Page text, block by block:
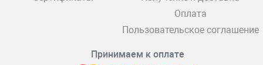
Оплата
Пользовательское соглашение
Принимаем к оплате